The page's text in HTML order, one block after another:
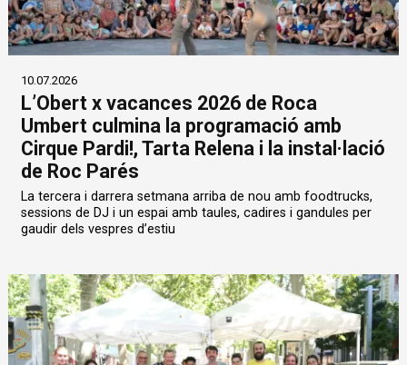
10.07.2026
L’Obert x vacances 2026 de Roca
Umbert culmina la programació amb
Cirque Pardi!, Tarta Relena i la instal·lació
de Roc Parés
La tercera i darrera setmana arriba de nou amb foodtrucks,
sessions de DJ i un espai amb taules, cadires i gandules per
gaudir dels vespres d’estiu